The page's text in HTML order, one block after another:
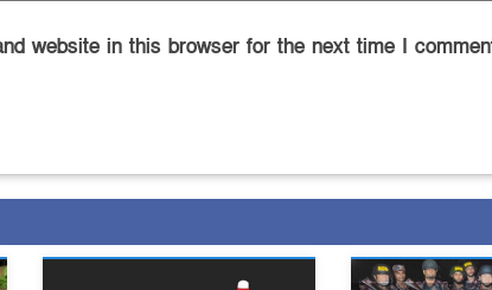
website in this browser for the next time I